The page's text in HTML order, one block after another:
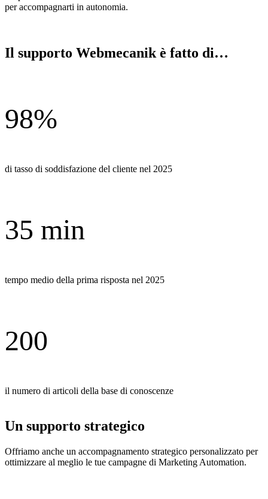
per accompagnarti in autonomia.
Il supporto Webmecanik è fatto di…
98%
di tasso di soddisfazione del cliente nel 2025
35 min
tempo medio della prima risposta nel 2025
200
il numero di articoli della base di conoscenze
Un supporto strategico
Offriamo anche un accompagnamento strategico personalizzato per
ottimizzare al meglio le tue campagne di Marketing Automation.